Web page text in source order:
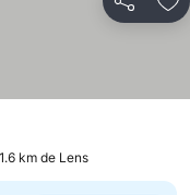
Partilhar
km de Lens